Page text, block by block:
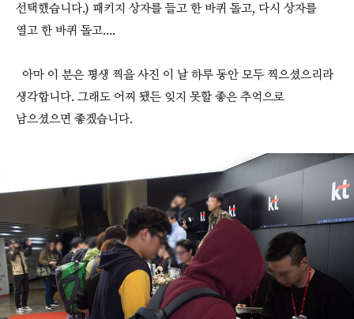
선택했습니다.) 패키지 상자를 들고 한 바퀴 돌고, 다시 상자를
열고 한 바퀴 돌고....
아마 이 분은 평생 찍을 사진 이 날 하루 동안 모두 찍으셨으리라
생각합니다. 그래도 어찌 됐든 잊지 못할 좋은 추억으로
남으셨으면 좋겠습니다.